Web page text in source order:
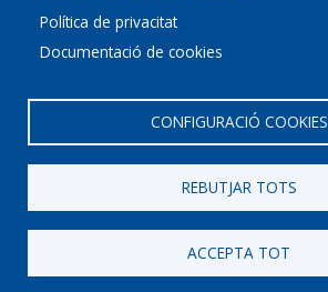
Política de privacitat
Documentació de cookies
CONFIGURACIÓ COOKIES
REBUTJAR TOTS
ACCEPTA TOT
© 2022 Ajuntament La Garriga